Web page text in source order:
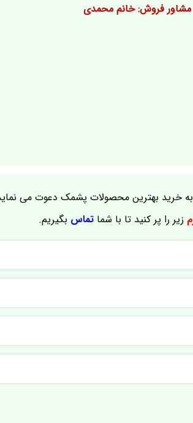
مشاور فروش: خانم محمدی
به خرید بهترین محصولات پشمک دعوت می
زیر را پر کنید تا با شماتماس بگیریم.